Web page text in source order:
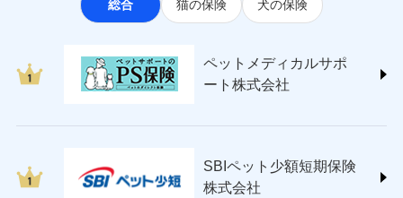
ソニー損害保険株式会社
(https://www.sonysonpo.co.jp/)
japan.co.jp/)
ＳＯＭＰＯダイレクト損害保険株式会社
チューリッヒ保険会社 (https://www.zurich.co.jp/)
(https://www.tokiomarine-nichido.co.jp/)
日新火災海上保険株式会社
総合 猫の保険 犬の保険
ペットメディカルサポ
ート株式会社
SBIペット少額短期保険
株式会社